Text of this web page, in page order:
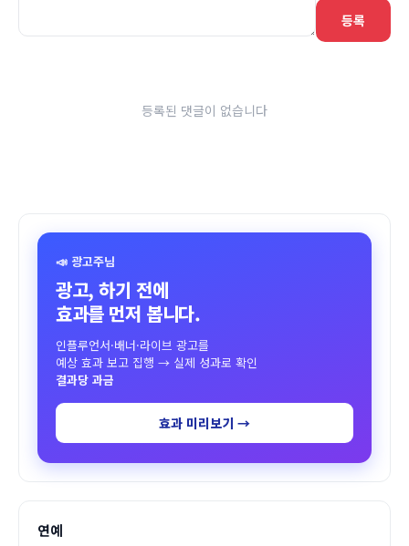
등록
등록된 댓글이 없습니다
📣 광고주님
광고, 하기 전에
효과를 먼저 봅니다.
인플루언서·배너·라이브 광고를
예상 효과 보고 집행 → 실제 성과로 확인
결과당 과금
효과 미리보기 →
연예